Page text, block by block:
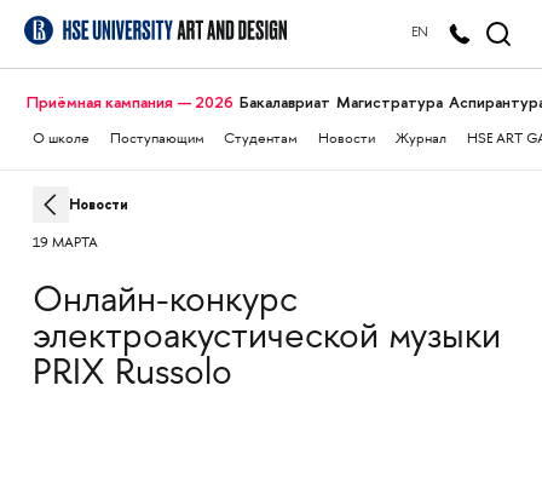
EN
Приёмная кампания — 2026 Бакалавриат Магистратура
О школе Поступающим Студентам Новости Журнал HSE ART
Новости
19 МАРТА
Онлайн-конкурс
электроакустической музыки
PRIX Russolo